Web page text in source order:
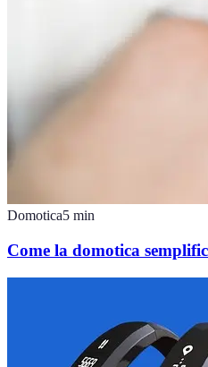
Domotica5 min
Come la domotica